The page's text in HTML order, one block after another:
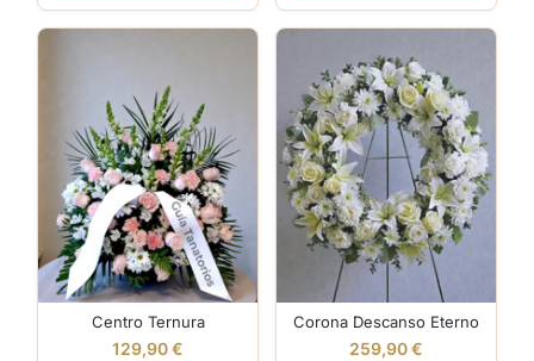
Centro Ternura
129,90€
Corona Descanso Eterno
259,90€